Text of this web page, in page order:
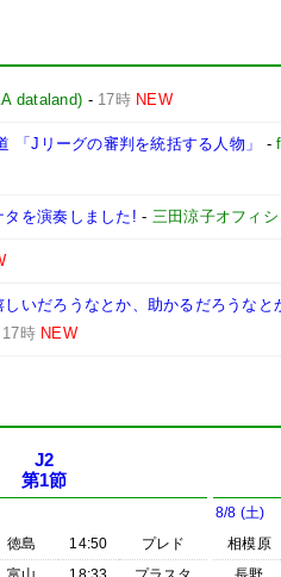
dataland) - 17時 NEW
「Jリーグの審判を統括する人物」 -
を演奏しました! - 三田涼子オフィ
いだろうなとか、助かるだろうな
17時 NEW
J2
第1節
徳島 14:50
プレド
8/8 (土)
相模原